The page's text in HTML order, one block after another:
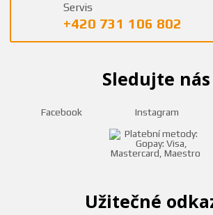
Užitečné
Servis
+420 731 106 802
Sledujte nás
Facebook Instagram